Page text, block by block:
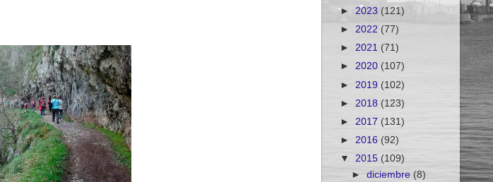
► 2023 (121)
► 2022 (77)
► 2021 (71)
► 2020 (107)
► 2019 (102)
► 2018 (123)
► 2017 (131)
► 2016 (92)
▼ 2015 (109)
►diciembre(8)